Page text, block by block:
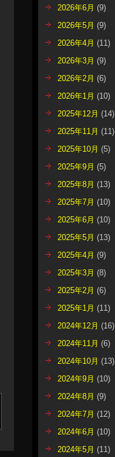
2026年6月 (9)
2026年5月 (9)
2026年4月 (11)
2026年3月 (9)
2026年2月 (6)
2026年1月 (10)
2025年12月 (14)
2025年11月 (11)
2025年10月 (5)
2025年9月 (5)
2025年8月 (13)
2025年7月 (10)
2025年6月 (10)
2025年5月 (13)
2025年4月 (9)
2025年3月 (8)
2025年2月 (6)
2025年1月 (11)
2024年12月 (16)
2024年11月 (6)
2024年10月 (13)
2024年9月 (10)
2024年8月 (9)
2024年7月 (12)
2024年6月 (10)
2024年5月 (11)